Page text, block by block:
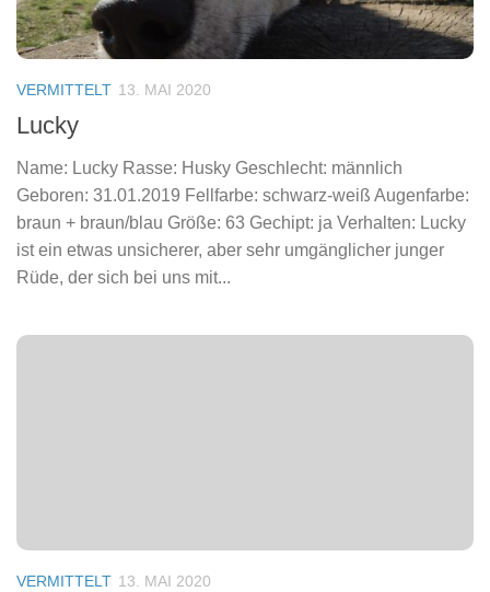
VERMITTELT 13. MAI 2020
Lucky
Name: Lucky Rasse: Husky Geschlecht: männlich
Geboren: 31.01.2019 Fellfarbe: schwarz-weiß Augenfarbe:
braun + braun/blau Größe: 63 Gechipt: ja Verhalten: Lucky
ist ein etwas unsicherer, aber sehr umgänglicher junger
Rüde, der sich bei uns mit...
VERMITTELT 13. MAI 2020